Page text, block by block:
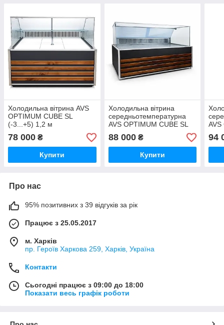
Холодильна вітрина AVS
OPTIMUM CUBE SL
(-3...+5) 1,2 м
78 000 ₴
Купити
Холодильна вітрина
середньотемпературна
AVS OPTIMUM CUBE SL
2,0 м
88 000₴
Купити
AVS
94
Про нас
95% позитивних з 39 відгуків за рік
Працює з 25.05.2017
м. Харків
пр. Героїв Харкова 259, Харків, Україна
Контакти
Сьогодні працює з 09:00 до 18:00
Показати весь графік роботи